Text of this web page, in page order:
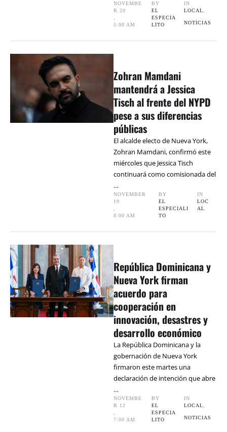
NOVEMBE
R 20
,
5:00 AM
BY
EL
ESPECIA
LITO
IN
LOCAL,
NOTICIAS
Zohran Mamdani
mantendrá a Jessica
Tisch al frente del NYPD
pese a sus diferencias
públicas
El alcalde electo de Nueva York,
Zohran Mamdani, confirmó este
miércoles que Jessica Tisch
continuará como comisionada del
…
NOVEMBER
19
,
8:00 AM
BY
EL
ESPECIALI
TO
IN
LOC
AL
República Dominicana y
Nueva York firman
acuerdo para
cooperación en
innovación, desastres y
desarrollo económico
La República Dominicana y la
gobernación de Nueva York
firmaron este martes una
declaración de intención que abre
…
NOVEMBE
R 12
,
7:00 AM
BY
EL
ESPECIA
LITO
IN
LOCAL,
NOTICIAS